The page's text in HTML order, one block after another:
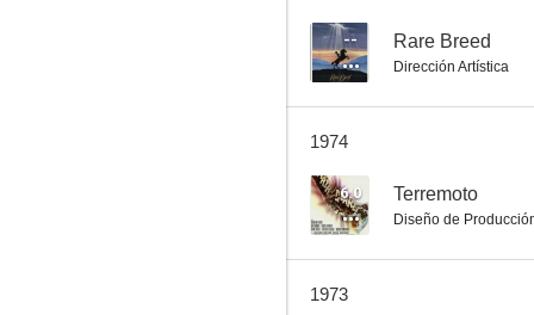
-- Rare Breed
Dirección Artística
1974
6.0 Terremoto
Diseño de
1973